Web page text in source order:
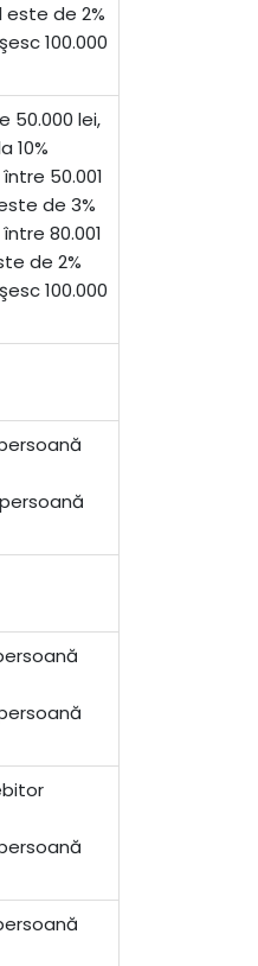
este de 2%
100.000
50.000 lei,
10%
50.001
de 3%
80.001
de 2%
100.000